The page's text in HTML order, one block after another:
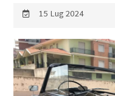
15 Lug 2024